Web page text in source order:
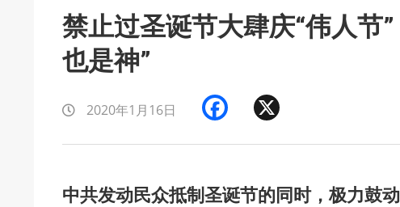
禁止过圣诞节大肆庆“伟人节
也是神”
2020年1月16日 Facebook
中共发动民众抵制圣诞节的同时，极力鼓